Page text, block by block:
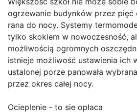
ogrzewanie budynków przez
rana do nocy. Systemy
tylko skokiem w nowoczesność,
możliwością ogromnych
istnieje możliwość ustawienia ich
ustalonej porze panowała
przez okres całej nocy.
Ocieplenie - to sie opłaca